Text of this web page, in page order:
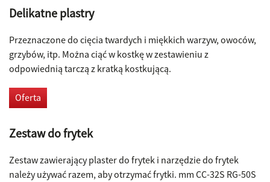
Delikatne plastry
Przeznaczone do cięcia twardych i miękkich warzyw, owoców,
grzybów, itp. Można ciąć w kostkę w zestawieniu z
odpowiednią tarczą z kratką kostkującą.
Oferta
Zestaw do frytek
Zestaw zawierający plaster do frytek i narzędzie do frytek
należy używać razem, aby otrzymać frytki. mm CC-32S RG-50S